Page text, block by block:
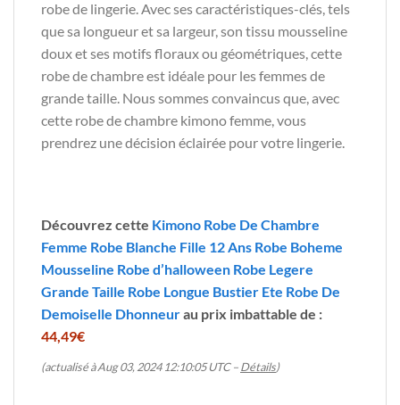
robe de lingerie. Avec ses caractéristiques-clés, tels
que sa longueur et sa largeur, son tissu mousseline
doux et ses motifs floraux ou géométriques, cette
robe de chambre est idéale pour les femmes de
grande taille. Nous sommes convaincus que, avec
cette robe de chambre kimono femme, vous
prendrez une décision éclairée pour votre lingerie.
Découvrez cette Kimono Robe De Chambre
Femme Robe Blanche Fille 12 Ans Robe Boheme
Mousseline Robe d’halloween Robe Legere
Grande Taille Robe Longue Bustier Ete Robe De
Demoiselle Dhonneurau prix imbattable de :
44,49€
(actualisé à Aug 03, 2024 12:10:05 UTC –Détails)